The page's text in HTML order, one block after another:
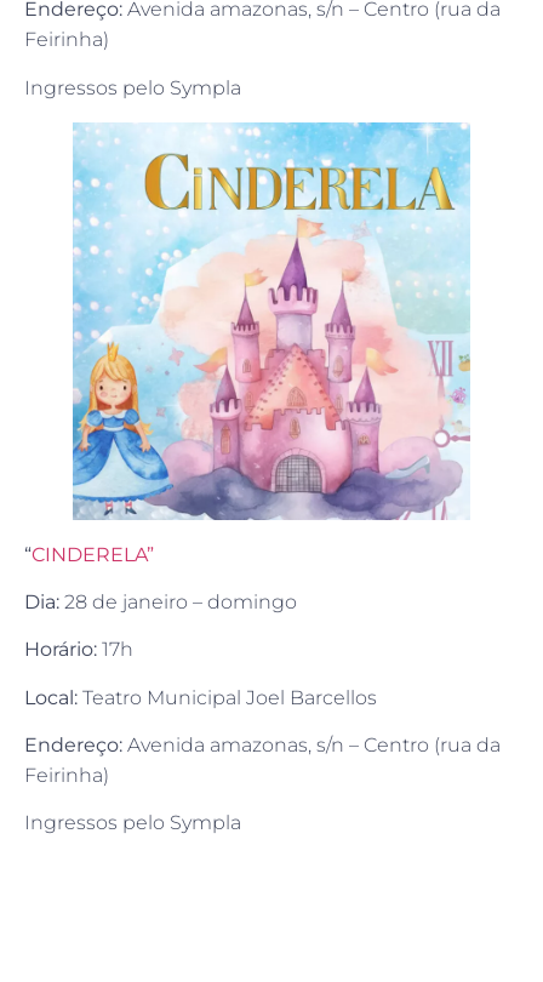
Endereço: Avenida amazonas, s/n – Centro (rua da
Feirinha)
Ingressos pelo Sympla
“CINDERELA”
Dia: 28 de janeiro – domingo
Horário: 17h
Local: Teatro Municipal Joel Barcellos
Endereço: Avenida amazonas, s/n – Centro (rua da
Feirinha)
Ingressos pelo Sympla